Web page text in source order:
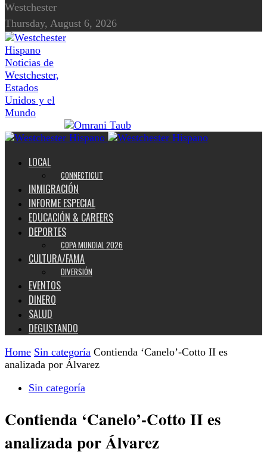
Westchester
Thursday, August 6, 2026
Noticias de
Westchester,
Estados
Unidos y el
Mundo
LOCAL
CONNECTICUT
INMIGRACIÓN
INFORME ESPECIAL
EDUCACIÓN & CAREERS
DEPORTES
COPA MUNDIAL 2026
CULTURA/FAMA
DIVERSIÓN
EVENTOS
DINERO
SALUD
DEGUSTANDO
Home Sin categoría Contienda ‘Canelo’-Cotto II es
analizada por Álvarez
Sin categoría
Contienda ‘Canelo’-Cotto II es
analizada por Álvarez